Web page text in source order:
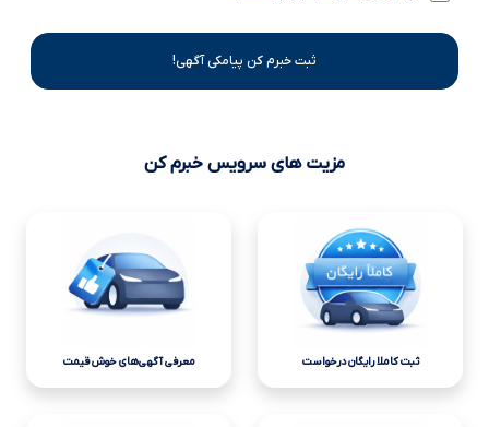
ثبت خبرم کن پیامکی آگهی!
مزیت های سرویس خبرم کن
ثبت کاملا رایگان درخواست معرفی آگهی‌های خوش قیمت